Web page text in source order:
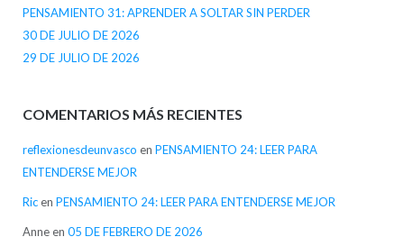
PENSAMIENTO 31: APRENDER A SOLTAR SIN PERDER
30 DE JULIO DE 2026
29 DE JULIO DE 2026
COMENTARIOS MÁS RECIENTES
reflexionesdeunvasco en PENSAMIENTO 24: LEER PARA
ENTENDERSE MEJOR
Ricen PENSAMIENTO 24: LEER PARA ENTENDERSE MEJOR
Anneen 05 DE FEBRERO DE 2026